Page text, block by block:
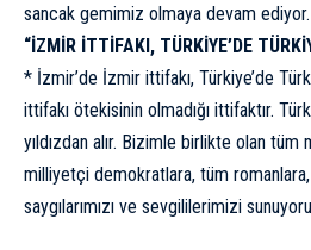
sancak gemimiz olmaya devam ediyor.
“İZMİR İTTİFAKI, TÜRKİYE’DE
* İzmir’de İzmir ittifakı, Türkiye’de
ittifakı ötekisinin olmadığı ittifaktır.
yıldızdan alır. Bizimle birlikte olan
milliyetçi demokratlara, tüm
saygılarımızı ve sevgililerimizi